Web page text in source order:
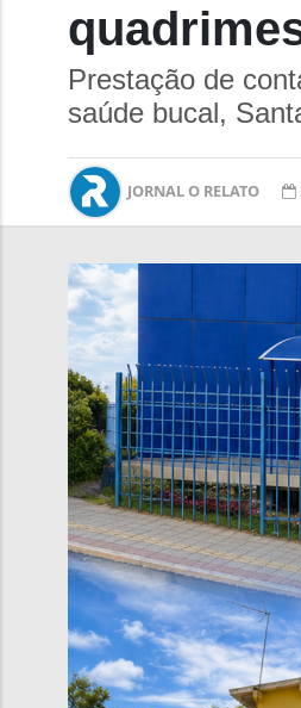
Prestação de
saúde bucal,
JORNAL O RELATO